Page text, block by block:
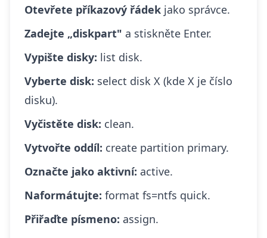
Otevřete příkazový řádek jako správce.
Zadejte „diskpart" a stiskněte Enter.
Vypište disky: list disk.
Vyberte disk: select disk X (kde X je číslo
disku).
Vyčistěte disk: clean.
Vytvořte oddíl: create partition primary.
Označte jako aktivní: active.
Naformátujte: format fs=ntfs quick.
Přiřaďte písmeno: assign.